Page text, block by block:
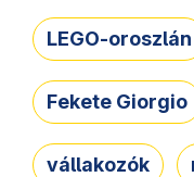
LEGO-oroszlán
Fekete Giorgio
vállakozók